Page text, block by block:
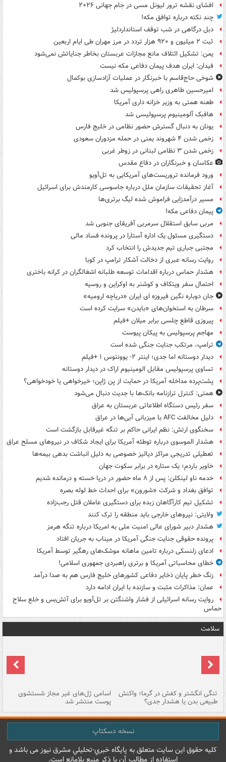
افشای نقشه ترور لیونل مسی در جام جهانی ۲۰۲۶
چند نکته درباره توافق مکه!
دبل درگاهی در شب توقف استانداردلیژ
ثبت ۲ میلیون و ۹۲۰ هزار تردد در مرز مهران طی ایام اربعین
یمن: تشکیل ائتلاف مانع مجازات عربستان بخاطر جنایاتش نمی‌شود
فیدان: ایران هدف پیمان دفاعی مکه نیست
شوخی حاج‌قاسم با خبرنگار در عملیات آزادسازی بوکمال
امیرحسین طاهری راهی پرسپولیس شد
طعنه همتی به وزیر خزانه داری آمریکا
هافبک آلومینیوم پرسپولیسی شد
یونان به دنبال گسترش حضور نظامی در خلیج فارس
زخمی شدن ۴ شهروند یمنی در حمله مزدوران سعودی
زخمی شدن ۳ نظامی لبنانی در زوطر غربی
عکاسان و خبرنگاران در دفاع مقدس
ورود فرمانده تروریست‌های آمریکایی به تل‌آویو
آغاز تحقیقات سازمان ملل درباره جاسوسی کارمندش برای اسرائیل
مسیر درآمدزایی فراموش شده لیگ برتری‌ها
پیمان دفاعی مکه!
مربی سابق استقلال سرمربی آفریقای جنوبی شد
دستگیری مسئول یک اداره آستارا در پرونده فساد مالی
مجتبی جباری تیم جدیدش را انتخاب کرد
روایت رسانه عبری از دخالت آشکار ترامپ در کوبا
هشدار حماس درباره اقدامات توسعه طلبانه اشغالگران در کرانه باختری
احتمال سفر ویتکاف و کوشنر به اوکراین و روسیه
جان دوباره نگین فیروزه ای ایران «دریاچه ارومیه»
سرطان به استخوان‌های «بایدن» سرایت کرده است
پیروزی قاطع چلسی برابر میلان +فیلم
مهاجم پرسپولیس به پیکان پیوست
ترامپ، مرتکب جنایت جنگی شده است
دیدار دوستانه اما جدی؛ اینتر ۲- یوونتوس ۱ +فیلم
تساوی پرسپولیس مقابل الومینیوم اراک در دیدار دوستانه
پشت‌پرده مداخله آمریکا در حمایت از یِن ژاپن؛ خیرخواهی یا خودخواهی؟
همتی: کنترل ترازنامه بانک‌ها با جدیت دنبال می‌شود
سفر رئیس دستگاه اطلاعاتی عربستان به عراق
دلیل مخالفت AFC با میزبانی آبی‌ها در عراق
سخنگوی ارتش: نظم ایرانی حاکم بر تنگه غیرقابل بازگشت است
هشدار الموسوی درباره توطئه آمریکا برای ایجاد شکاف در نیروهای مسلح عراق
تعطیلی تدریجی مراکز دیالیز خصوصی به دلیل انباشت بدهی بیمه‌ها
خاویر باردم؛ یک ستاره در برابر سکوت جهان
خدمه ناو لینکلن: پس از ۸ ماه حضور در دریا خسته و درمانده‌ شدیم
توافق بغداد و شرکت «شورون» برای احداث خط لوله بصره
تشکیل تیم کارآگاهان زبده برای دستگیری عاملان قتل رجب‌زاده
ولایتی: نیروهای خارجی باید منطقه را ترک کنند
هشدار دبیر شورای عالی امنیت ملی به امریکا درباره تنگه هرمز
پرونده حقوقی جنایت جنگی آمریکا در میناب به جریان افتاد
ادعای زلنسکی درباره تامین ماهانه موشک‌های رهگیر توسط آمریکا
خطای محاسباتی آمریکا و برتری راهبردی جمهوری اسلامی!
زنگ خطر پایان ذخایر دفاعی کشورهای خلیج فارس هم به صدا درآمد
عمان: مذاکرات مثبت و سازنده با ایران ادامه دارد
روایت رسانه اسرائیلی از فشار واشنگتن بر تل‌آویو برای آتش‌بس و خلع سلاح
حماس
سلامت
تنگی انگشتر و کفش در گرما؛ واکنش
طبیعی بدن یا هشدار جدی؟
اسامی ژل‌های غیر مجاز شستشوی
پوست منتشر شد
نسخه دسکتاپ
کليه حقوق اين سايت متعلق به پایگاه خبري-تحليلي مشرق نيوز می باشد و
استفاده از مطالب آن با ذکر منبع بلامانع است.